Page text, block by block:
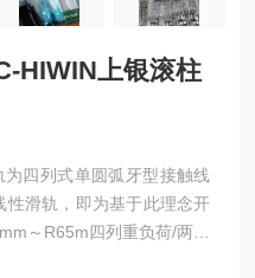
HIWIN上银滚柱
为四列式单圆弧牙型接触线
性滑轨，即为基于此理念开
～R65m四列重负荷/两列